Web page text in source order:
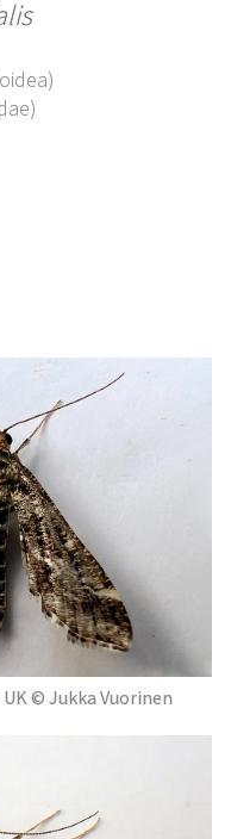
UK © Jukka Vuorinen